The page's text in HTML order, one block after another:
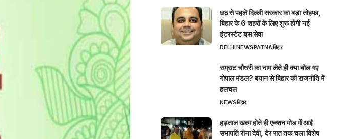
छठ से पहले दिल्ली सरकार का बड़ा तोहफा,
बिहार के 6 शहरों के लिए शुरू होगी नई
इंटरस्टेट बस सेवा
DELHINEWSPATNAबिहार
सम्राट चौधरी का नाम लेते ही क्या बोल गए
गोपाल मंडल? बयान से बिहार की राजनीति में
हलचल
NEWSबिहार
हड़ताल खत्म होते ही एक्शन मोड में आईं
सभापति रीना देवी, देर रात तक चला विशेष